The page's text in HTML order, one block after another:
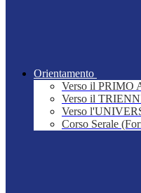
Orientamento
Verso il PRIMO
Verso il
Verso
Corso Serale